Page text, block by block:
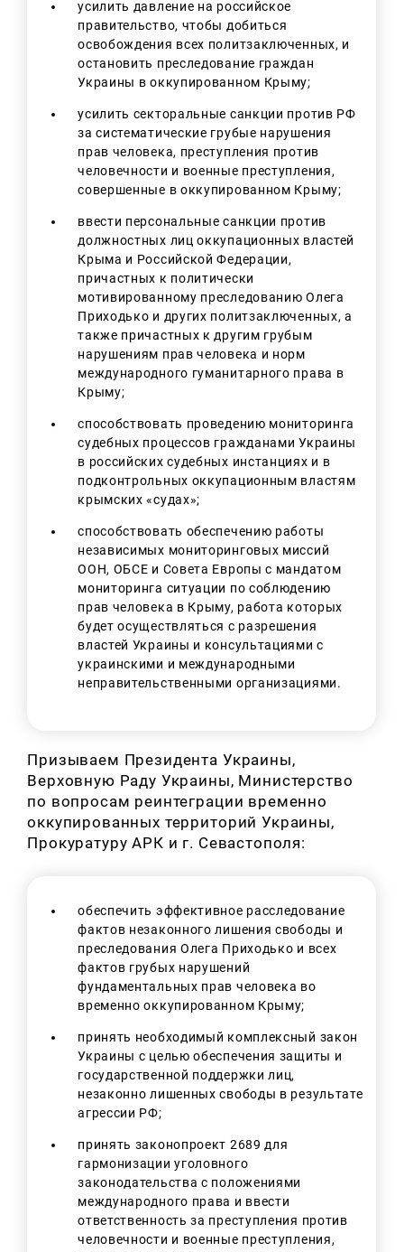
усилить давление на российское
правительство, чтобы добиться
освобождения всех политзаключенных, и
остановить преследование граждан
Украины в оккупированном Крыму;
усилить секторальные санкции против РФ
за систематические грубые нарушения
прав человека, преступления против
человечности и военные преступления,
совершенные в оккупированном Крыму;
ввести персональные санкции против
должностных лиц оккупационных властей
Крыма и Российской Федерации,
причастных к политически
мотивированному преследованию Олега
Приходько и других политзаключенных, а
также причастных к другим грубым
нарушениям прав человека и норм
международного гуманитарного права в
Крыму;
способствовать проведению мониторинга
судебных процессов гражданами Украины
в российских судебных инстанциях и в
подконтрольных оккупационным властям
крымских «судах»;
способствовать обеспечению работы
независимых мониторинговых миссий
ООН, ОБСЕ и Совета Европы с мандатом
мониторинга ситуации по соблюдению
прав человека в Крыму, работа которых
будет осуществляться с разрешения
властей Украины и консультациями с
украинскими и международными
неправительственными организациями.
Призываем Президента Украины,
Верховную Раду Украины, Министерство
по вопросам реинтеграции временно
оккупированных территорий Украины,
Прокуратуру АРК и г. Севастополя:
обеспечить эффективное расследование
фактов незаконного лишения свободы и
преследования Олега Приходько и всех
фактов грубых нарушений
фундаментальных прав человека во
временно оккупированном Крыму;
принять необходимый комплексный закон
Украины с целью обеспечения защиты и
государственной поддержки лиц,
незаконно лишенных свободы в результате
агрессии РФ;
принять законопроект 2689 для
гармонизации уголовного
законодательства с положениями
международного права и ввести
ответственность за преступления против
человечности и военные преступления,